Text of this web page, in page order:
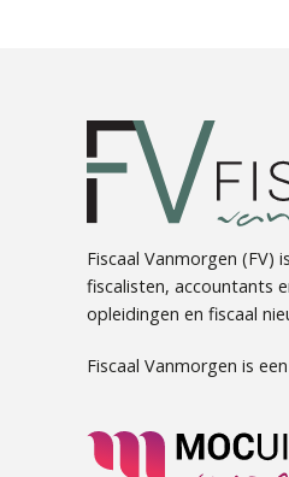
Fiscaal Vanmorgen
fiscalisten, accountants
opleidingen en fiscaal
Fiscaal Vanmorgen is